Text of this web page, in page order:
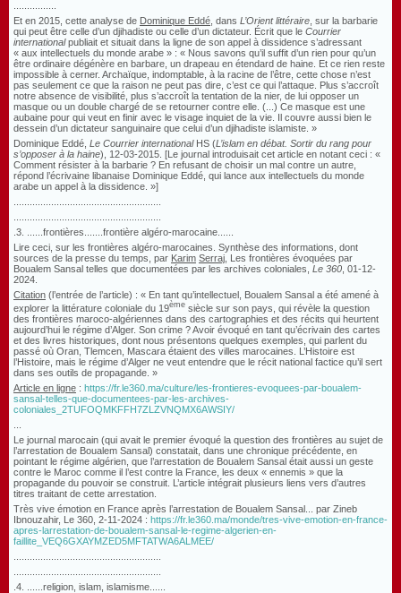
Et en 2015, cette analyse de Dominique Eddé , dans L’Orient littéraire , sur la barbarie
qui peut être celle d’un djihadiste ou celle d’un dictateur. Écrit que le Courrier
internationalpubliait et situait dans la ligne de son appel à dissidence s’adressant
« aux intellectuels du monde arabe » : « Nous savons qu’il suffit d’un rien pour qu’un
être ordinaire dégénère en barbare, un drapeau en étendard de haine. Et ce rien reste
impossible à cerner. Archaïque, indomptable, à la racine de l’être, cette chose n’est
pas seulement ce que la raison ne peut pas dire, c’est ce qui l’attaque. Plus s’accroît
notre absence de visibilité, plus s’accroît la tentation de la nier, de lui opposer un
masque ou un double chargé de se retourner contre elle. (...) Ce masque est une
aubaine pour qui veut en finir avec le visage inquiet de la vie. Il couvre aussi bien le
dessein d’un dictateur sanguinaire que celui d’un djihadiste islamiste. »
Dominique Eddé, Le Courrier internationalHS (L’islam en débat. Sortir du rang pour
s’opposer à la haine), 12-03-2015. [Le journal introduisait cet article en notant ceci : «
Comment résister à la barbarie ? En refusant de choisir un mal contre un autre,
répond l’écrivaine libanaise Dominique Eddé, qui lance aux intellectuels du monde
arabe un appel à la dissidence. »]
.3. ......frontières.......frontière algéro-marocaine......
Lire ceci, sur les frontières algéro-marocaines . Synthèse des informations, dont
sources de la presse du temps, par Karim Serraj , Les frontières évoquées par
Boualem Sansal telles que documentées par les archives coloniales, Le 360 , 01-12-
2024.
Citation (l’entrée de l’article) : « En tant qu’intellectuel, Boualem Sansal a été amené à
explorer la littérature coloniale du 19ème siècle sur son pays, qui révèle la question
des frontières maroco-algériennes dans des cartographies et des récits qui heurtent
aujourd’hui le régime d’Alger. Son crime ? Avoir évoqué en tant qu’écrivain des cartes
et des livres historiques, dont nous présentons quelques exemples, qui parlent du
passé où Oran, Tlemcen, Mascara étaient des villes marocaines. L’Histoire est
l’Histoire, mais le régime d’Alger ne veut entendre que le récit national factice qu’il sert
dans ses outils de propagande. »
Article en ligne : https://fr.le360.ma/culture/les-frontieres-evoquees-par-boualem-
sansal-telles-que-documentees-par-les-archives-
coloniales_2TUFOQMKFFH7ZLZVNQMX6AWSIY/
Le journal marocain (qui avait le premier évoqué la question des frontières au sujet de
l’arrestation de Boualem Sansal) constatait, dans une chronique précédente, en
pointant le régime algérien, que l’arrestation de Boualem Sansal était aussi un geste
contre le Maroc comme il l’est contre la France, les deux « ennemis » que la
propagande du pouvoir se construit. L’article intégrait plusieurs liens vers d’autres
titres traitant de cette arrestation.
Très vive émotion en France après l’arrestation de Boualem Sansal... par Zineb
Ibnouzahir, Le 360, 2-11-2024 : https://fr.le360.ma/monde/tres-vive-emotion-en-france-
apres-larrestation-de-boualem-sansal-le-regime-algerien-en-
faillite_VEQ6GXAYMZED5MFTATWA6ALMEE/
.4. ......religion, islam, islamisme......